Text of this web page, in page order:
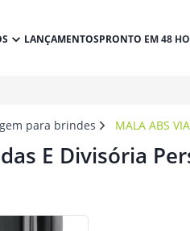
LANÇAMENTOSPRONTO EM 48
para brindes MALA ABS
E Divisória